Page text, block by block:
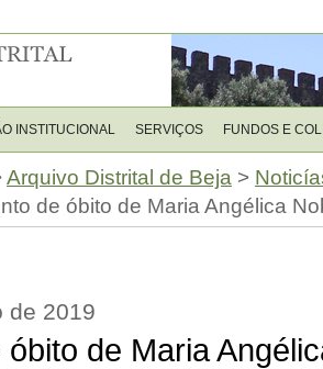
INSTITUCIONAL SERVIÇOS FUNDOS E
Arquivo Distrital de Beja >
de óbito de Maria Angélica
de 2019
de Maria